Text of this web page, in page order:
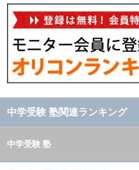
中学受験 塾関連ランキング
中学受験 塾